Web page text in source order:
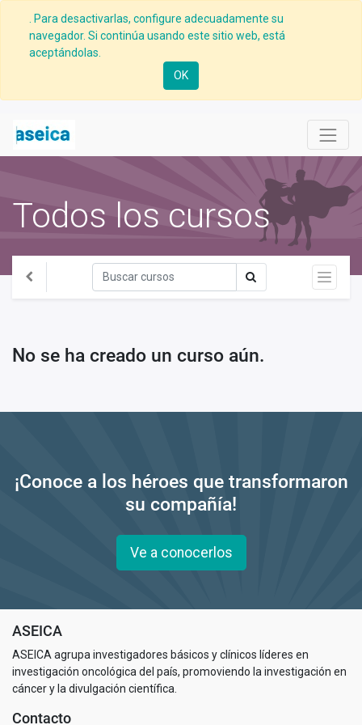
. Para desactivarlas, configure adecuadamente su
navegador. Si continúa usando este sitio web, está
aceptándolas.
OK
Todos los cursos
No se ha creado un curso aún.
¡Conoce a los héroes que transformaron
su compañía!
Ve a conocerlos
ASEICA
ASEICA agrupa investigadores básicos y clínicos líderes en
investigación oncológica del país, promoviendo la investigación en
cáncer y la divulgación científica.
Contacto